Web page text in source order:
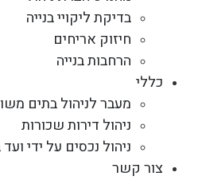
בדיקת ליקויי בנייה
חיזוק אריחים
הרחבות בנייה
כללי
מעבר לניהול בתים
ניהול דירות שכורות
ניהול נכסים על ידי ועד
צור קשר